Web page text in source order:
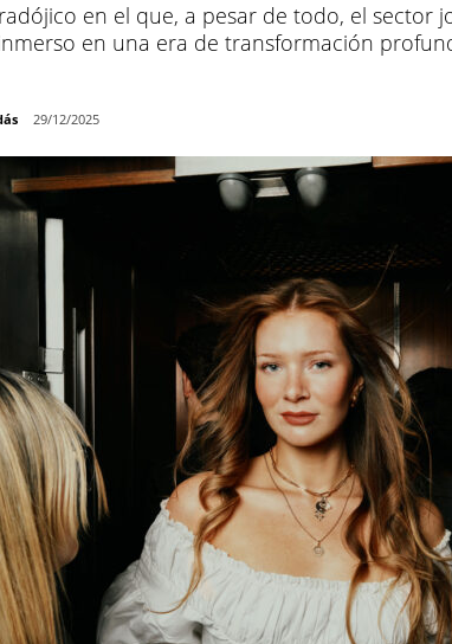
en el que, a pesar de todo, el sector
en una era de transformación
29/12/2025